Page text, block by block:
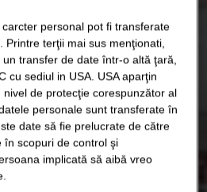
personal pot fi transferate
terţii mai sus menţionati,
transfer de date într-o altă ţară,
cu sediul in USA. USA aparţin
de protecţie corespunzător al
personale sunt transferate în
date să fie prelucrate de către
în scopuri de control şi
implicată să aibă vreo